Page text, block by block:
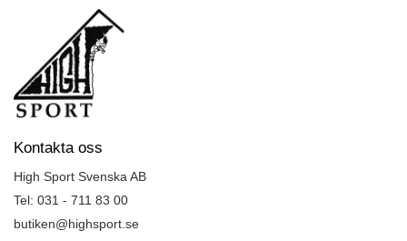
Kontakta oss
High Sport Svenska AB
Tel: 031 - 711 83 00
butiken@highsport.se